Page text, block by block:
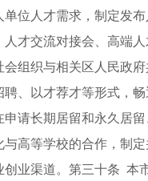
单位人才需求，制定发
人才交流对接会、高端
会组织与相关区人民政
聘、以才荐才等形式，
申请长期居留和永久居
与高等学校的合作，制
创业渠道。第三十条 本